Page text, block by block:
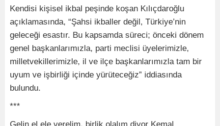
Kendisi kişisel ikbal peşinde koşan Kılıçdaroğlu
açıklamasında, “Şahsi ikballer değil, Türkiye’nin
geleceği esastır. Bu kapsamda süreci; önceki dönem
genel başkanlarımızla, parti meclisi üyelerimizle,
milletvekillerimizle, il ve ilçe başkanlarımızla tam bir
uyum ve işbirliği içinde yürüteceğiz” iddiasında
bulundu.
***